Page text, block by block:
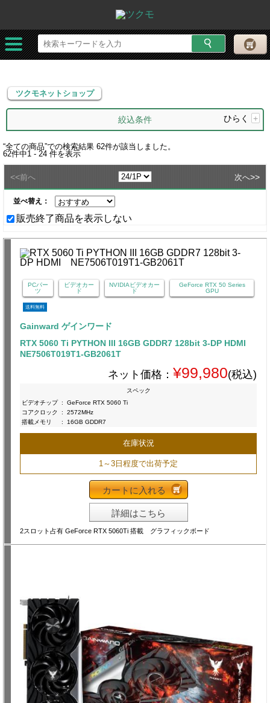
ツクモネットショップ
ツクモネットショップ
絞込条件 ひらく +
“全ての商品”での検索結果 62件が該当しました。
62件中1 - 24 件を表示
<<前へ 次へ>>
並べ替え：
販売終了商品を表示しない
PCパー
ツ
ビデオカー
ド
NVIDIAビデオカー
ド
GeForce RTX 50 Series
GPU
送料無料
Gainward ゲインワード
RTX 5060 Ti PYTHON III 16GB GDDR7 128bit 3-DP HDMI
NE7506T019T1-GB2061T
ネット価格： ¥99,980(税込)
スペック
ビデオチップ :
GeForce RTX 5060 Ti
コアクロック
:
2572MHz
搭載メモリ
: 16GB GDDR7
在庫状況
1～3日程度で出荷予定
カートに入れる
詳細はこちら
2スロット占有 GeForce RTX 5060Ti 搭載 グラフィックボード